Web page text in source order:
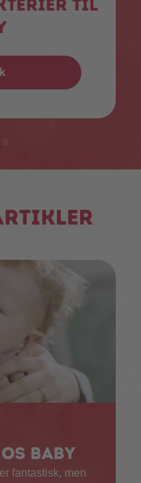
til
baby
fantastisk, men